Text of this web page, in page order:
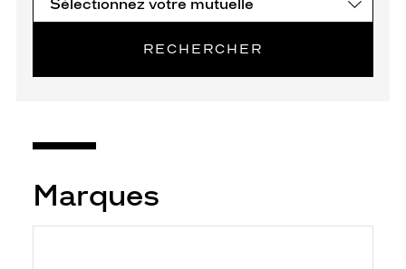
RECHERCHER
Marques